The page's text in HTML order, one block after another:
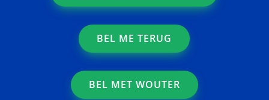
BEL ME TERUG
BEL MET WOUTER